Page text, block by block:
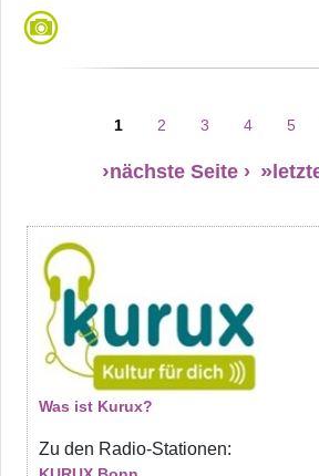
Seite
1
Seite
2
Seite
3
Seite
4
Seite
5
nächste Seite ›
Was ist Kurux?
Zu den Radio-Stationen: